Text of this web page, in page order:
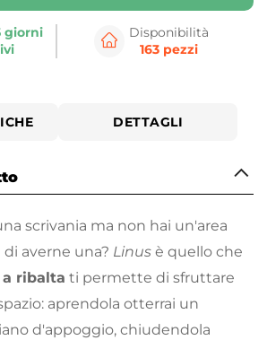
giorni
Disponibilità
163 pezzi
DETTAGLI
scrivania ma non hai un'area
averne una? Linus è quello che
ribalta ti permette di sfruttare
aprendola otterrai un
d'appoggio, chiudendola